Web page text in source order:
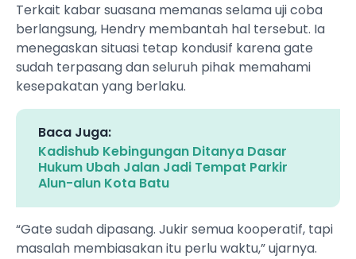
Terkait kabar suasana memanas selama uji coba
berlangsung, Hendry membantah hal tersebut. Ia
menegaskan situasi tetap kondusif karena gate
sudah terpasang dan seluruh pihak memahami
kesepakatan yang berlaku.
Baca Juga:
Kadishub Kebingungan Ditanya Dasar
Hukum Ubah Jalan Jadi Tempat Parkir
Alun-alun Kota Batu
“Gate sudah dipasang. Jukir semua kooperatif, tapi
masalah membiasakan itu perlu waktu,” ujarnya.